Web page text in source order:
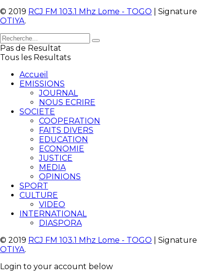
© 2019 RCJ FM 103.1 Mhz Lome - TOGO | Signature
OTIYA.
Pas de Resultat
Tous les Resultats
Accueil
EMISSIONS
JOURNAL
NOUS ECRIRE
SOCIETE
COOPERATION
FAITS DIVERS
EDUCATION
ECONOMIE
JUSTICE
MEDIA
OPINIONS
SPORT
CULTURE
VIDEO
INTERNATIONAL
DIASPORA
© 2019 RCJ FM 103.1 Mhz Lome - TOGO | Signature
OTIYA.
Login to your account below